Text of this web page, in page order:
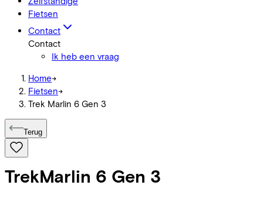
Fietsen
Contact
Contact
Ik heb een vraag
Home->
Fietsen->
Trek Marlin 6 Gen 3
Terug
TrekMarlin 6 Gen 3